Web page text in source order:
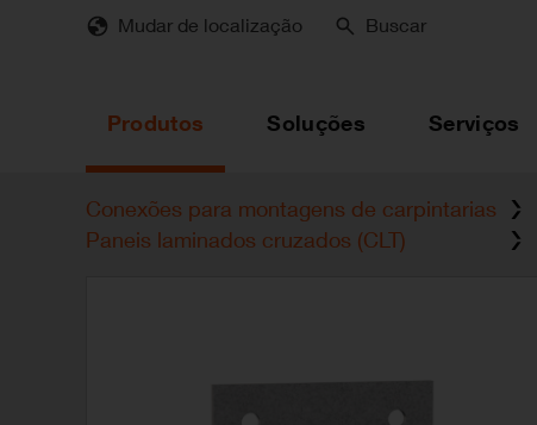
Mudar de localização Buscar
Produtos Soluções Serviços
Conexões para montagens de carpintarias
Paneis laminados cruzados (CLT)